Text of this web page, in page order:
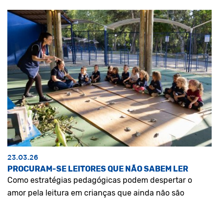
23.03.26
PROCURAM-SE LEITORES QUE NÃO SABEM LER
Como estratégias pedagógicas podem despertar o
amor pela leitura em crianças que ainda não são